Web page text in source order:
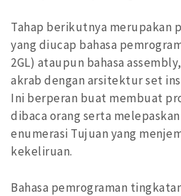
Tahap berikutnya merupakan
yang diucap bahasa
2GL) ataupun bahasa
akrab dengan arsitektur set
Ini berperan buat membuat
dibaca orang serta
enumerasi Tujuan yang
kekeliruan.
Bahasa pemrograman